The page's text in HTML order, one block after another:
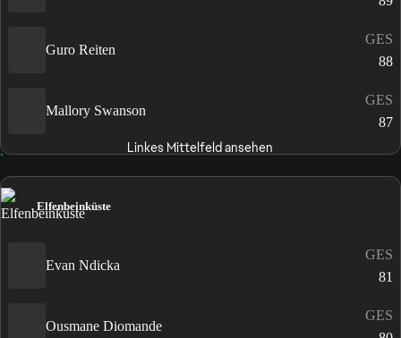
Guro Reiten
GES
88
Mallory Swanson
GES
87
Linkes Mittelfeld ansehen
Elfenbeinküste
Evan Ndicka
GES
81
Ousmane Diomande
GES